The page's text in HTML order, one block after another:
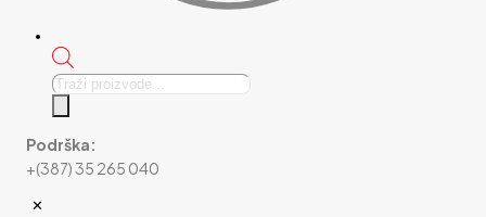
Products
Podrška:
+(387) 35 265 040
✕